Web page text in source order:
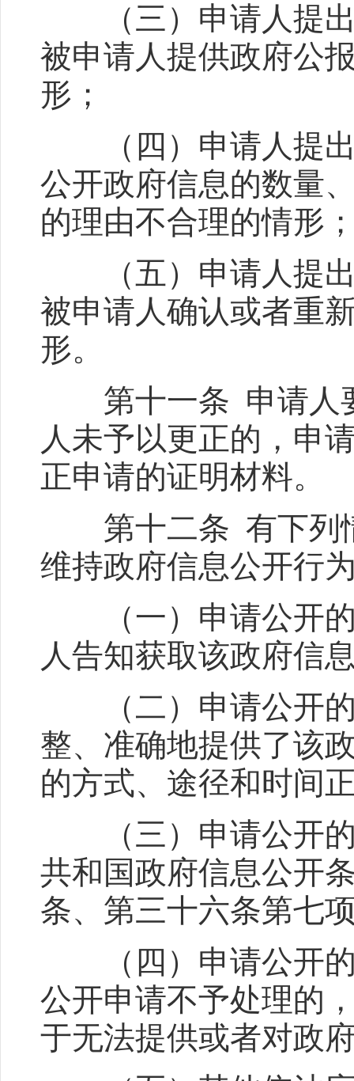
（三）申请人提出
被申请人提供政府公
形；
（四）申请人提出
公开政府信息的数量
的理由不合理的情形
（五）申请人提出
被申请人确认或者重
形。
第十一条 申请人要
人未予以更正的，申
正申请的证明材料。
第十二条 有下列情
维持政府信息公开行
（一）申请公开的
人告知获取该政府信
（二）申请公开的
整、准确地提供了该
的方式、途径和时间
（三）申请公开的
共和国政府信息公开
条、第三十六条第七
（四）申请公开的
公开申请不予处理的
于无法提供或者对政